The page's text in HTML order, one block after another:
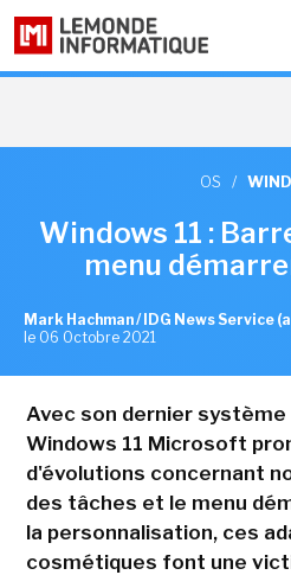
OS /
Windows 11 :
menu
Mark Hachman / IDG News Service
le 06 Octobre 2021
Avec son dernier
Windows 11 Microsoft
d'évolutions concernant
des tâches et le menu
la personnalisation, ces
cosmétiques font une